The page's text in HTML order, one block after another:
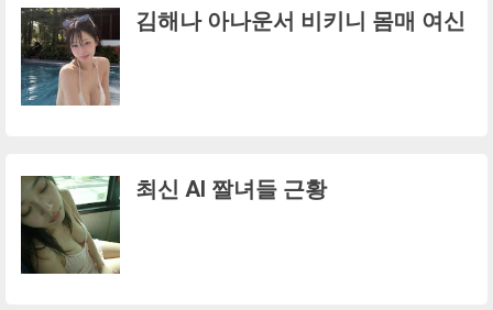
김해나 아나운서 비키니 몸매 여신
최신 AI 짤녀들 근황